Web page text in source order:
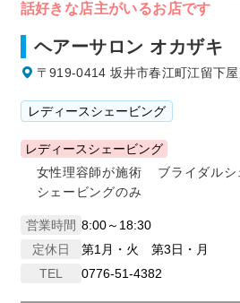
話好きな店主がいるお店です
ヘアーサロン オカザキ
〒919-0414 坂井市春江町江留下
レディースシェービング
レディースシェービング
女性理容師が施術
ブライダル
シェービングのみ
営業時間 8:00～18:30
定休日
第1月・火 第3日・月
TEL
0776-51-4382